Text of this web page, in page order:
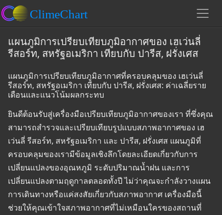
แผนภูมิการเปรียบเทียบภูมิอากาศของ เฮเว่นลี่
รีสอร์ท, สหรัฐอเมริกา เทียบกับ ปารีส, ฝรั่งเศส
แผนภูมิการเปรียบเทียบภูมิอากาศที่ครอบคลุมของ เฮเว่นลี่
รีสอร์ท, สหรัฐอเมริกา เทียบกับ ปารีส, ฝรั่งเศส: ค่าเฉลี่ยราย
เดือนและแนวโน้มผลกระทบ
ยินดีต้อนรับสู่เครื่องมือเปรียบเทียบภูมิอากาศของเรา ที่ซึ่งคุณ
สามารถสำรวจและเปรียบเทียบรูปแบบสภาพอากาศของ เฮ
เว่นลี่ รีสอร์ท, สหรัฐอเมริกา และ ปารีส, ฝรั่งเศส แผนภูมิที่
ครอบคลุมของเรามีข้อมูลเชิงลึกโดยละเอียดเกี่ยวกับการ
เปลี่ยนแปลงของอุณหภูมิ ระดับปริมาณน้ำฝน และการ
เปลี่ยนแปลงตามฤดูกาลตลอดทั้งปี ไม่ว่าคุณจะกำลังวางแผน
การเดินทางหรือแค่สงสัยเกี่ยวกับสภาพอากาศ เครื่องมือนี้
ช่วยให้คุณเข้าใจสภาพอากาศที่ไม่เหมือนใครของสถานที่